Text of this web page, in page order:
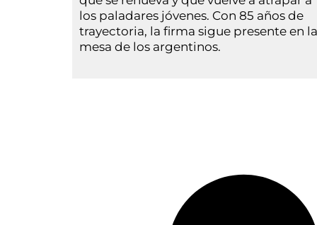
los paladares jóvenes. Con 85 años de
trayectoria, la firma sigue presente en la
mesa de los argentinos.